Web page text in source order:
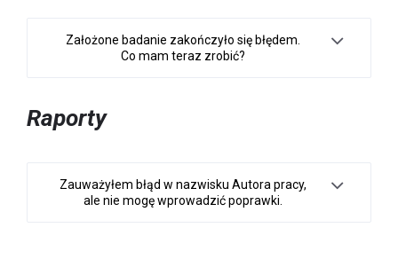
Założone badanie zakończyło się błędem.
Co mam teraz zrobić?
Raporty
Zauważyłem błąd w nazwisku Autora pracy,
ale nie mogę wprowadzić poprawki.